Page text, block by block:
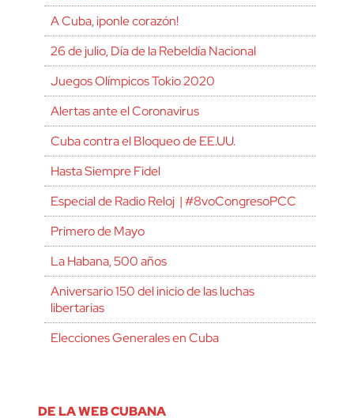
A Cuba, ¡ponle corazón!
26 de julio, Día de la Rebeldía Nacional
Juegos Olímpicos Tokio 2020
Alertas ante el Coronavirus
Cuba contra el Bloqueo de EE.UU.
Hasta Siempre Fidel
Especial de Radio Reloj | #8voCongresoPCC
Primero de Mayo
La Habana, 500 años
Aniversario 150 del inicio de las luchas
libertarias
Elecciones Generales en Cuba
DE LA WEB CUBANA